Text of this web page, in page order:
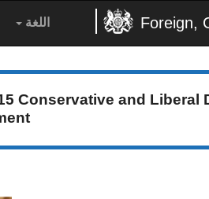
Foreign, اللغة
Conservative and Liberal